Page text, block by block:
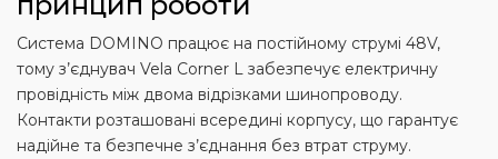
Система DOMINO працює на постійному струмі 48V,
тому з’єднувач Vela Corner L забезпечує електричну
провідність між двома відрізками шинопроводу.
Контакти розташовані всередині корпусу, що гарантує
надійне та безпечне з’єднання без втрат струму.